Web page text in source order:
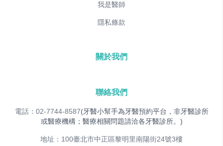
我是醫師
隱私條款
關於我們
聯絡我們
電話：02-7744-8587(牙醫小幫手為牙醫預約平台，非牙醫診所
或醫療機構；醫療相關問題請洽各牙醫診所。)
地址：100臺北市中正區黎明里南陽街24號3樓